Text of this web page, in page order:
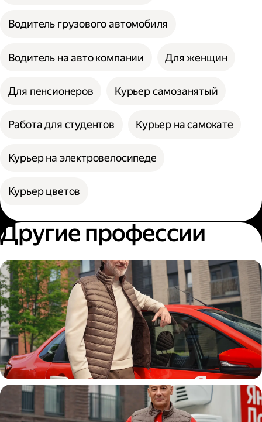
Водитель грузового автомобиля
Водитель на авто компании Для женщин
Для пенсионеров Курьер самозанятый
Работа для студентов Курьер на самокате
Курьер на электровелосипеде
Курьер цветов
Другие профессии
Автокурьер